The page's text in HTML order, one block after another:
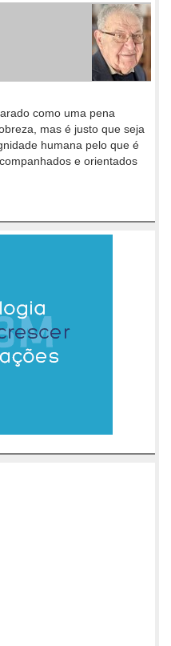
como uma pena
mas é justo que seja
humana pelo que é
e orientados